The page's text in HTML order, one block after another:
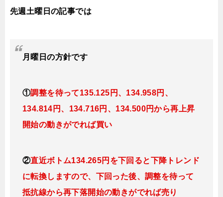
先週土曜日の記事では
月曜日の方針です
①調整を待って135.125円、134.958円、
134.814円、134.716円、134.500円から再上昇
開始の動きがでれば買い
②直近ボトム134.265円を下回ると下降 トレンド
に転換しますので、下回った後、調整を待って
抵抗線から再下落開始の動きがでれば売り